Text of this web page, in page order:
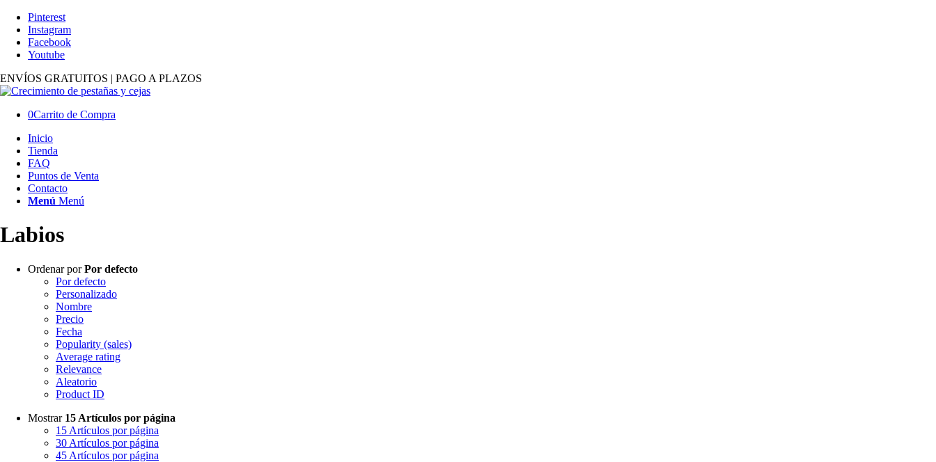
Pinterest
Instagram
Facebook
Youtube
ENVÍOS GRATUITOS | PAGO A PLAZOS
0Carrito de Compra
Inicio
Tienda
FAQ
Puntos de Venta
Contacto
Menú Menú
Labios
Ordenar porPor defecto
Por defecto
Personalizado
Nombre
Precio
Fecha
Popularity (sales)
Average rating
Relevance
Aleatorio
Product ID
Mostrar 15 Artículos por página
15 Artículos por página
30 Artículos por página
45 Artículos por página